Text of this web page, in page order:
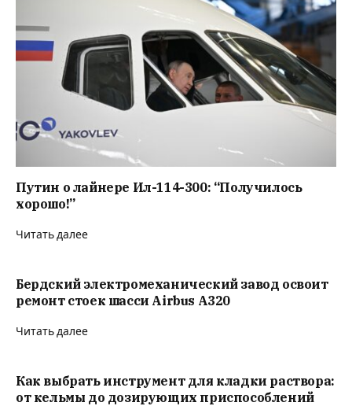
Путин о лайнере Ил-114-300: “Получилось
хорошо!”
Читать далее
Бердский электромеханический завод освоит
ремонт стоек шасси Airbus A320
Читать далее
Как выбрать инструмент для кладки раствора:
от кельмы до дозирующих приспособлений